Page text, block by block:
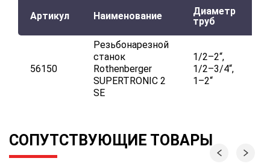
Артикул Наименование
Диаметр
труб
56150
Резьбонарезной
станок
Rothenberger
SUPERTRONIC 2
SE
1/2–2“,
1/2–3/4“,
1–2“
СОПУТСТВУЮЩИЕ ТОВАРЫ